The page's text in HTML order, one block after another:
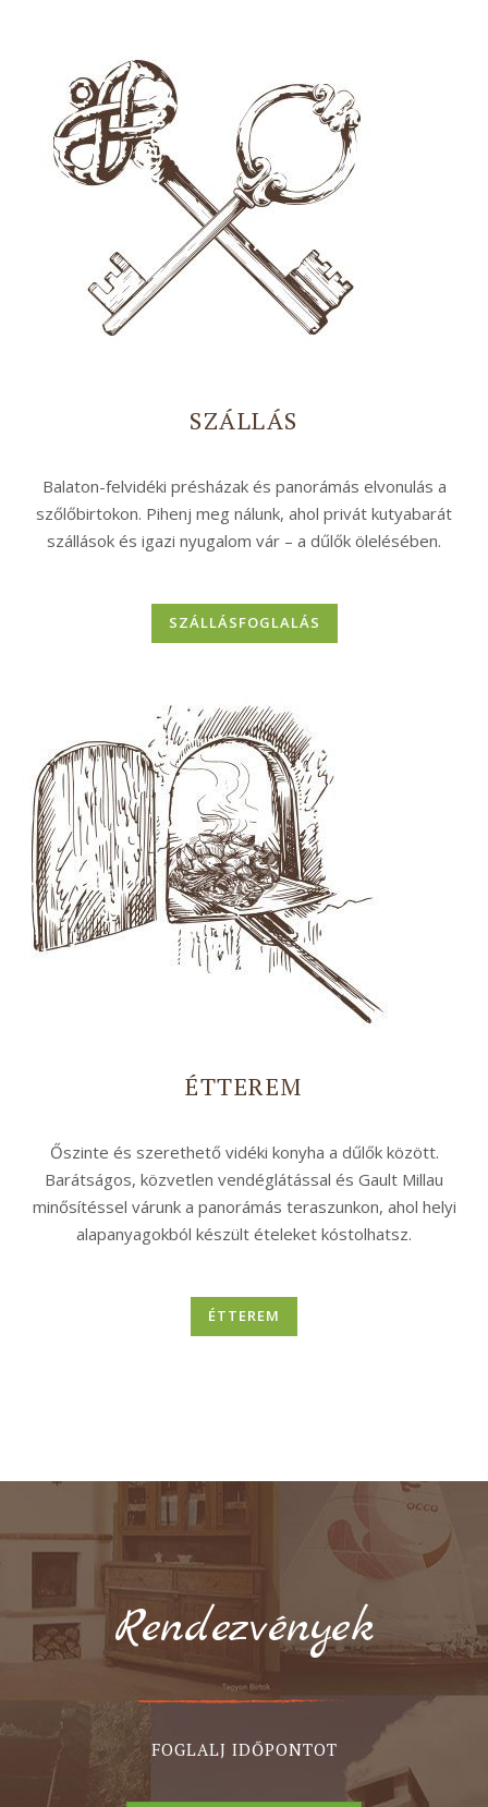
SZÁLLÁS
Balaton-felvidéki présházak és panorámás elvonulás a
szőlőbirtokon. Pihenj meg nálunk, ahol privát kutyabarát
szállások és igazi nyugalom vár – a dűlők ölelésében.
SZÁLLÁSFOGLALÁS
ÉTTEREM
Őszinte és szerethető vidéki konyha a dűlők között.
Barátságos, közvetlen vendéglátással és Gault Millau
minősítéssel várunk a panorámás teraszunkon, ahol helyi
alapanyagokból készült ételeket kóstolhatsz.
ÉTTEREM
Rendezvények
FOGLALJ IDŐPONTOT